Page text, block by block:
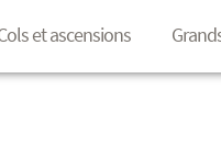
et ascensions